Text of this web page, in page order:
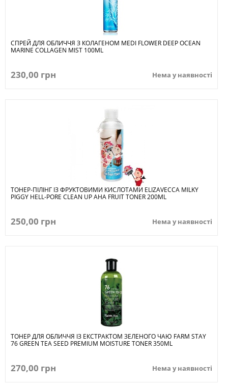
СПРЕЙ ДЛЯ ОБЛИЧЧЯ З КОЛАГЕНОМ MEDI FLOWER DEEP OCEAN
MARINE COLLAGEN MIST 100ML
230,00 грн Нема у наявності
ТОНЕР-ПІЛІНГ ІЗ ФРУКТОВИМИ КИСЛОТАМИ ELIZAVECCA MILKY
PIGGY HELL-PORE CLEAN UP AHA FRUIT TONER 200ML
250,00 грн Нема у наявності
ТОНЕР ДЛЯ ОБЛИЧЧЯ ІЗ ЕКСТРАКТОМ ЗЕЛЕНОГО ЧАЮ FARM STAY
76 GREEN TEA SEED PREMIUM MOISTURE TONER 350ML
270,00 грн Нема у наявності